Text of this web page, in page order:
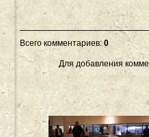
Всего комментариев:0
Для добавления